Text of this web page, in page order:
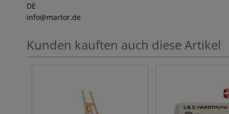
DE
info@martor.de
Kunden kauften auch diese Artikel